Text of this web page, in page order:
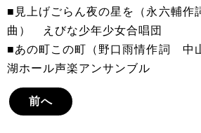
■見上げごらん夜の星を（永六輔
曲） えびな少年少女合唱団
■あの町この町（野口雨情作詞 中
湖ホール声楽アンサンブル
前へ